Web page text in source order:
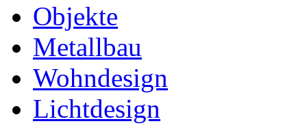
Objekte
Metallbau
Wohndesign
Lichtdesign